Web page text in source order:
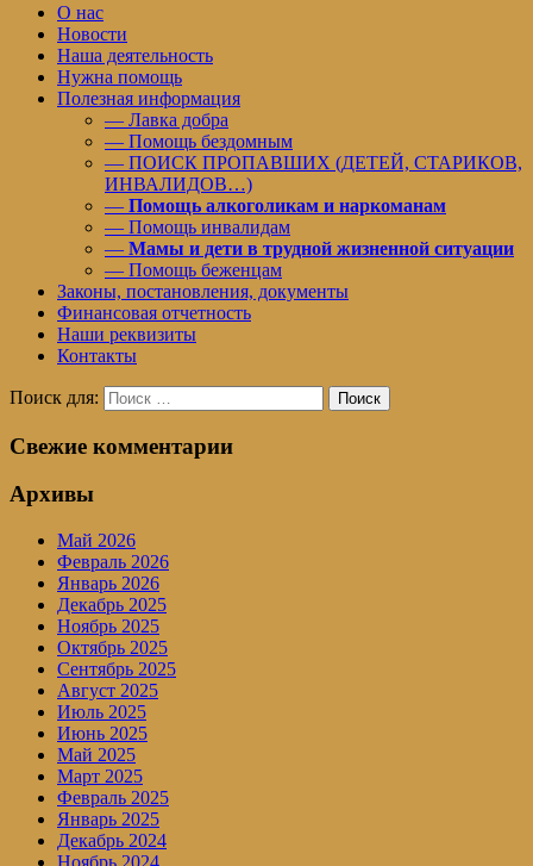
О нас
Новости
Наша деятельность
Нужна помощь
Полезная информация
— Лавка добра
— Помощь бездомным
— ПОИСК ПРОПАВШИХ (ДЕТЕЙ, СТАРИКОВ,
ИНВАЛИДОВ…)
— Помощь алкоголикам и наркоманам
— Помощь инвалидам
— Мамы и дети в трудной жизненной ситуации
— Помощь беженцам
Законы, постановления, документы
Финансовая отчетность
Наши реквизиты
Контакты
Поиск для: Поиск
Свежие комментарии
Архивы
Май 2026
Февраль 2026
Январь 2026
Декабрь 2025
Ноябрь 2025
Октябрь 2025
Сентябрь 2025
Август 2025
Июль 2025
Июнь 2025
Май 2025
Март 2025
Февраль 2025
Январь 2025
Декабрь 2024
Ноябрь 2024